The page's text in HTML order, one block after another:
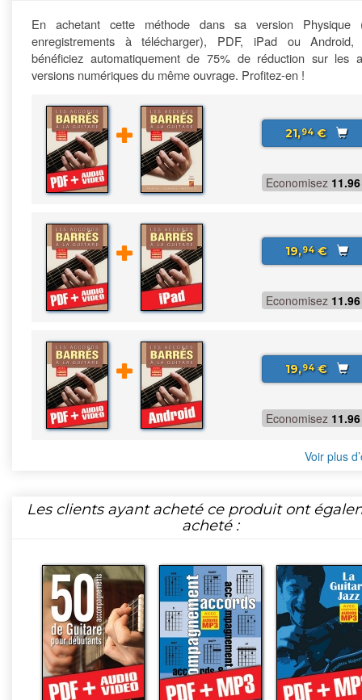
En achetant cette méthode dans sa version Physique
enregistrements à télécharger), PDF, iPad ou Android,
bénéficiez automatiquement de 75% de réduction sur les
versions numériques du même ouvrage. Profitez-en !
21,94€
Economisez 11.96
19,94€
Economisez 11.96
19,94€
Economisez 11.96
Voir plus
Les clients ayant acheté ce produit ont
acheté :